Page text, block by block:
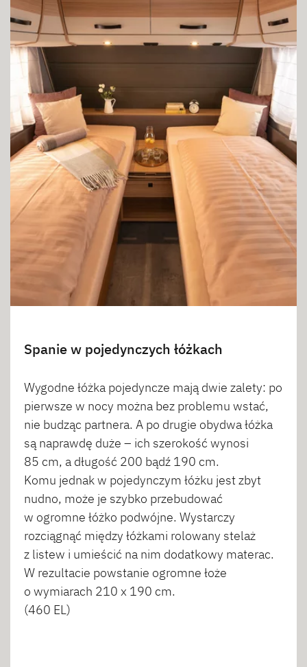
Spanie w pojedynczych łóżkach
Wygodne łóżka pojedyncze mają dwie zalety: po
pierwsze w nocy można bez problemu wstać,
nie budząc partnera. A po drugie obydwa łóżka
są naprawdę duże – ich szerokość wynosi
85 cm, a długość 200 bądź 190 cm.
Komu jednak w pojedynczym łóżku jest zbyt
nudno, może je szybko przebudować
w ogromne łóżko podwójne. Wystarczy
rozciągnąć między łóżkami rolowany stelaż
z listew i umieścić na nim dodatkowy materac.
W rezultacie powstanie ogromne łoże
o wymiarach 210 x 190 cm.
(460 EL)